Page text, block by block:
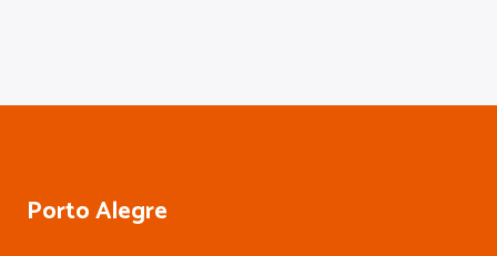
Porto Alegre